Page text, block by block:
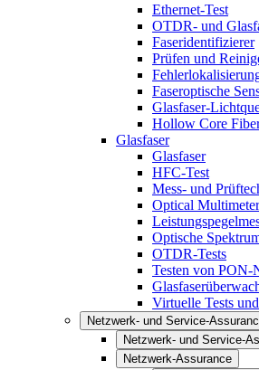
Ethernet-Test
OTDR- und
Faseridentifizierer
Prüfen und
Faseroptische
Glasfaser-
Hollow Core
Glasfaser
Glasfaser
HFC-Test
Mess- und
Optical Multimeter
Optische
OTDR-Tests
Testen von PON-
Virtuelle Tests
Netzwerk- und Service-
Netzwerk- und Service-
Netzwerk-Assurance